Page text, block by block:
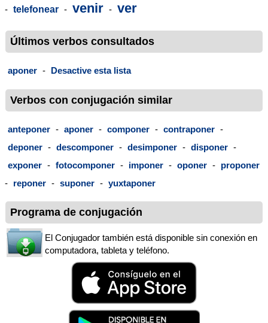
- telefonear - venir - ver
Últimos verbos consultados
aponer - Desactive esta lista
Verbos con conjugación similar
anteponer - aponer - componer - contraponer -
deponer - descomponer - desimponer - disponer -
exponer - fotocomponer - imponer - oponer - proponer
- reponer - suponer - yuxtaponer
Programa de conjugación
El Conjugador también está disponible sin conexión en
computadora, tableta y teléfono.